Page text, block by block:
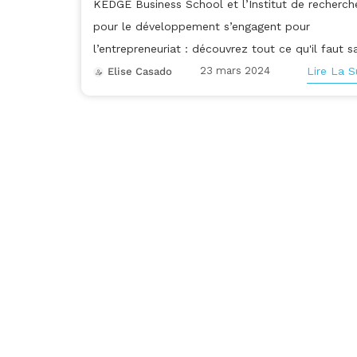
KEDGE Business School et l’Institut de
pour le développement s’engagent pour
l’entrepreneuriat : découvrez tout ce qu'il faut
Elise Casado 23 mars 2024 Lire La